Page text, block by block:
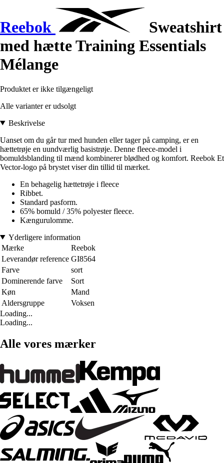
Reebok
Sweatshirt
med hætte Training Essentials
Mélange
Produktet er ikke tilgængeligt
Alle varianter er udsolgt
Beskrivelse
Uanset om du går tur med hunden eller tager på camping, er en
hættetrøje en uundværlig basistrøje. Denne fleece-model i
bomuldsblanding til mænd kombinerer blødhed og komfort. Reebok Et
Vector-logo på brystet viser din tillid til mærket.
En behagelig hættetrøje i fleece
Ribbet.
Standard pasform.
65% bomuld / 35% polyester fleece.
Kængurulomme.
Yderligere information
Mærke
Reebok
Leverandør reference GI8564
Farve
sort
Dominerende farve
Sort
Køn
Mand
Aldersgruppe
Voksen
Loading...
Loading...
Alle vores mærker